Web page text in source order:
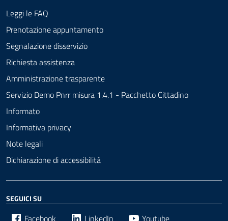
Leggi le FAQ
Prenotazione appuntamento
Segnalazione disservizio
Richiesta assistenza
Amministrazione trasparente
Servizio Demo Pnrr misura 1.4.1 - Pacchetto Cittadino
Informato
Informativa privacy
Note legali
Dichiarazione di accessibilità
SEGUICI SU
Facebook LinkedIn Youtube